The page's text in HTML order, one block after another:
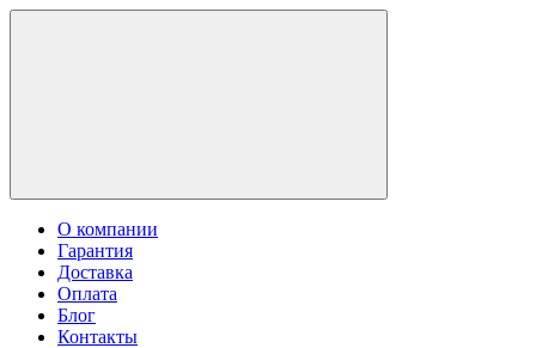
О компании
Гарантия
Доставка
Оплата
Блог
Контакты